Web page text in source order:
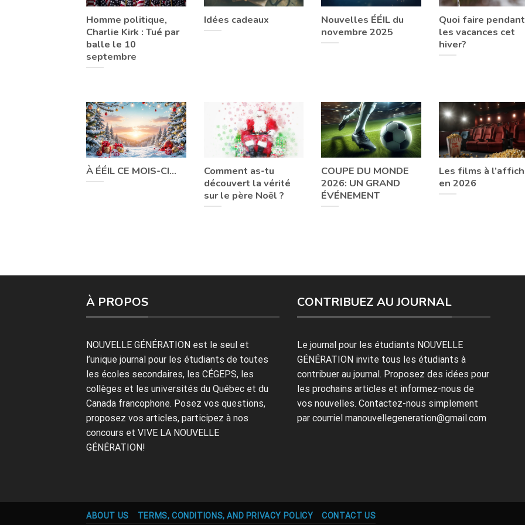
Homme politique,
Charlie Kirk : Tué par
balle le 10
septembre
Idées cadeaux
Nouvelles ÉÉIL du
novembre 2025
Quoi faire pendant
les vacances cet
hiver?
À ÉÉIL CE MOIS-CI…
Comment as-tu
découvert la vérité
sur le père Noël ?
COUPE DU MONDE
2026: UN GRAND
ÉVÉNEMENT
Les films à
en 2026
À PROPOS
NOUVELLE GÉNÉRATION est le seul et
l’unique journal pour les étudiants de toutes
les écoles secondaires, les CÉGEPS, les
collèges et les universités du Québec et du
Canada francophone. Posez vos questions,
proposez vos articles, participez à nos
concours et VIVE LA NOUVELLE
GÉNÉRATION!
CONTRIBUEZ AU JOURNAL
Le journal pour les étudiants NOUVELLE
GÉNÉRATION invite tous les étudiants à
contribuer au journal. Proposez des idées pour
les prochains articles et informez-nous de
vos nouvelles. Contactez-nous simplement
par courriel manouvellegeneration@gmail.com
ABOUT US TERMS, CONDITIONS, AND PRIVACY POLICY CONTACT US